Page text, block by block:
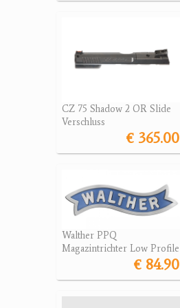
CZ 75 Shadow 2 OR Slide
Verschluss
€ 365.00
Walther PPQ
Magazintrichter Low Profile
€ 84.90